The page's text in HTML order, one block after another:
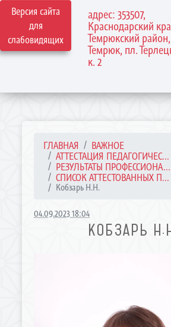
Версия сайта
для
слабовидящих
адрес: 353507,
Краснодарский
Темрюкский
Темрюк, пл.
к. 2
ГЛАВНАЯ
ВАЖНОЕ
АТТЕСТАЦИЯ ПЕДАГОГИЧЕС...
РЕЗУЛЬТАТЫ ПРОФЕССИОНА...
СПИСОК АТТЕСТОВАННЫХ П...
Кобзарь Н.Н.
04.09.2023 18:04
КОБЗАРЬ